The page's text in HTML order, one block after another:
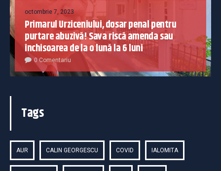
octombrie 7, 2023
Primarul Urziceniului, dosar penal pentru
purtare abuzivă! Sava riscă amenda sau
închisoarea de la o lună la 6 luni
0 Comentariu
Tags
AUR CALIN GEORGESCU COVID IALOMITA